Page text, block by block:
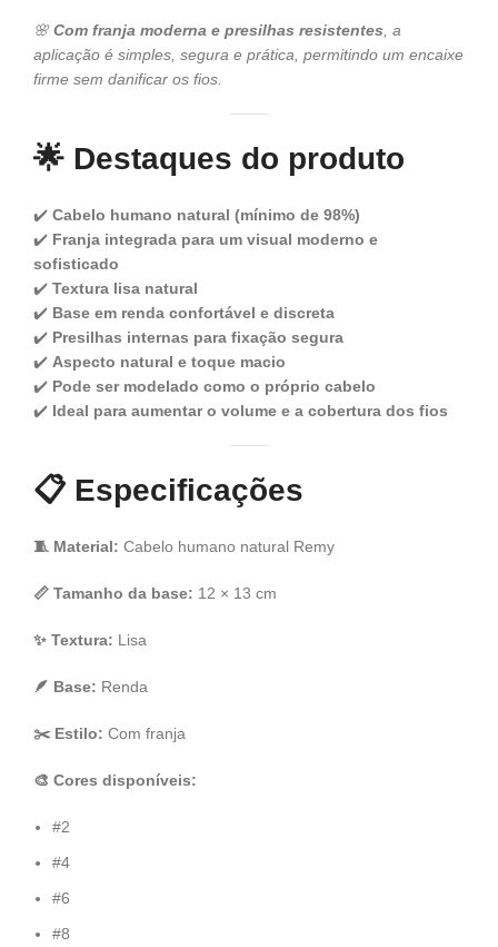
🌸Com franja moderna e presilhas resistentes, a
aplicação é simples, segura e prática, permitindo um encaixe
firme sem danificar os fios.
🌟 Destaques do produto
✔️ Cabelo humano natural (mínimo de 98%)
✔️ Franja integrada para um visual moderno e
sofisticado
✔️ Textura lisa natural
✔️ Base em renda confortável e discreta
✔️ Presilhas internas para fixação segura
✔️ Aspecto natural e toque macio
✔️ Pode ser modelado como o próprio cabelo
✔️ Ideal para aumentar o volume e a cobertura dos fios
📋 Especificações
🧵 Material: Cabelo humano natural Remy
📏 Tamanho da base: 12 × 13 cm
✨ Textura: Lisa
🪶 Base: Renda
✂️ Estilo: Com franja
🎨 Cores disponíveis:
#2
#4
#6
#8